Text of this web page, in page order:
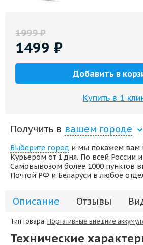
1999₽
1499 ₽
Добавить в
Купить в 1
Получить в вашем городе
Выберите город и мы покажем вам
Курьером от 1 дня. По всей России
Самовывозом более 1000 пунктов
Почтой РФ и Беларуси в любое
Описание Отзывы
Тип товара: Портативные внешние
Технические